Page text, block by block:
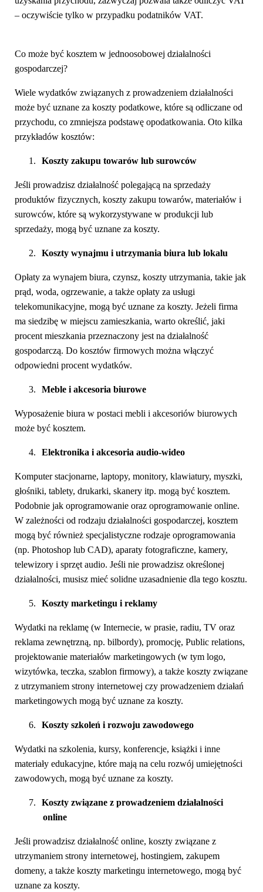
– oczywiście tylko w przypadku podatników VAT.
Co może być kosztem w jednoosobowej działalności
gospodarczej?
Wiele wydatków związanych z prowadzeniem działalności
może być uznane za koszty podatkowe, które są odliczane od
przychodu, co zmniejsza podstawę opodatkowania. Oto kilka
przykładów kosztów:
1. Koszty zakupu towarów lub surowców
Jeśli prowadzisz działalność polegającą na sprzedaży
produktów fizycznych, koszty zakupu towarów, materiałów i
surowców, które są wykorzystywane w produkcji lub
sprzedaży, mogą być uznane za koszty.
2. Koszty wynajmu i utrzymania biura lub lokalu
Opłaty za wynajem biura, czynsz, koszty utrzymania, takie jak
prąd, woda, ogrzewanie, a także opłaty za usługi
telekomunikacyjne, mogą być uznane za koszty. Jeżeli firma
ma siedzibę w miejscu zamieszkania, warto określić, jaki
procent mieszkania przeznaczony jest na działalność
gospodarczą. Do kosztów firmowych można włączyć
odpowiedni procent wydatków.
3. Meble i akcesoria biurowe
Wyposażenie biura w postaci mebli i akcesoriów biurowych
może być kosztem.
4. Elektronika i akcesoria audio-wideo
Komputer stacjonarne, laptopy, monitory, klawiatury, myszki,
głośniki, tablety, drukarki, skanery itp. mogą być kosztem.
Podobnie jak oprogramowanie oraz oprogramowanie online.
W zależności od rodzaju działalności gospodarczej, kosztem
mogą być również specjalistyczne rodzaje oprogramowania
(np. Photoshop lub CAD), aparaty fotograficzne, kamery,
telewizory i sprzęt audio. Jeśli nie prowadzisz określonej
działalności, musisz mieć solidne uzasadnienie dla tego kosztu.
5. Koszty marketingu i reklamy
Wydatki na reklamę (w Internecie, w prasie, radiu, TV oraz
reklama zewnętrzną, np. bilbordy), promocję, Public relations,
projektowanie materiałów marketingowych (w tym logo,
wizytówka, teczka, szablon firmowy), a także koszty związane
z utrzymaniem strony internetowej czy prowadzeniem działań
marketingowych mogą być uznane za koszty.
6. Koszty szkoleń i rozwoju zawodowego
Wydatki na szkolenia, kursy, konferencje, książki i inne
materiały edukacyjne, które mają na celu rozwój umiejętności
zawodowych, mogą być uznane za koszty.
7.
Koszty związane z prowadzeniem działalności
online
Jeśli prowadzisz działalność online, koszty związane z
utrzymaniem strony internetowej, hostingiem, zakupem
domeny, a także koszty marketingu internetowego, mogą być
uznane za koszty.